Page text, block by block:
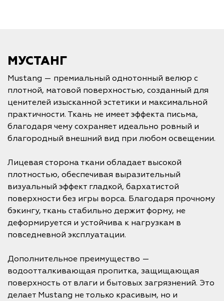
МУСТАНГ
Mustang — премиальный однотонный велюр с
плотной, матовой поверхностью, созданный для
ценителей изысканной эстетики и максимальной
практичности. Ткань не имеет эффекта письма,
благодаря чему сохраняет идеально ровный и
благородный внешний вид при любом освещении.
Лицевая сторона ткани обладает высокой
плотностью, обеспечивая выразительный
визуальный эффект гладкой, бархатистой
поверхности без игры ворса. Благодаря прочному
бэкингу, ткань стабильно держит форму, не
деформируется и устойчива к нагрузкам в
повседневной эксплуатации.
Дополнительное преимущество —
водоотталкивающая пропитка, защищающая
поверхность от влаги и бытовых загрязнений. Это
делает Mustang не только красивым, но и